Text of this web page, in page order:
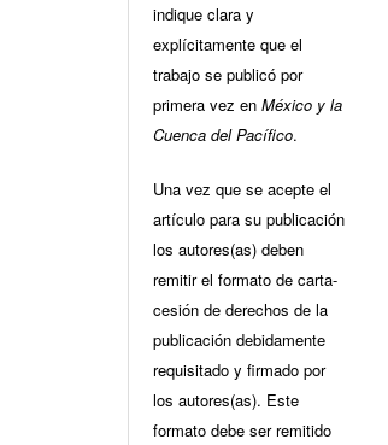
indique clara y
explícitamente que el
trabajo se publicó por
primera vez en México y la
Cuenca del Pacífico.
Una vez que se acepte el
artículo para su publicación
los autores(as) deben
remitir el formato de carta-
cesión de derechos de la
publicación debidamente
requisitado y firmado por
los autores(as). Este
formato debe ser remitido